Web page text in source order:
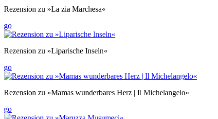
Rezension zu »La zia Marchesa«
go
Rezension zu »Liparische Inseln«
go
Rezension zu »Mamas wunderbares Herz | Il Michelangelo«
go